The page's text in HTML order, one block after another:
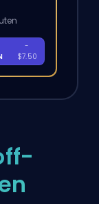
-
$7.50